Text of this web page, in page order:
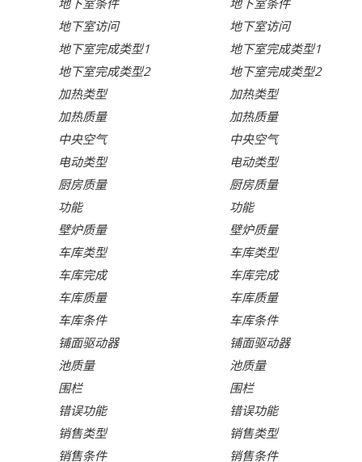
地下室条件
地下室条件
地下室访问
地下室访问
地下室完成类型1
地下室完成类型1
地下室完成类型2
地下室完成类型2
加热类型
加热类型
加热质量
加热质量
中央空气
中央空气
电动类型
电动类型
厨房质量
厨房质量
功能
功能
壁炉质量
壁炉质量
车库类型
车库类型
车库完成
车库完成
车库质量
车库质量
车库条件
车库条件
铺面驱动器
铺面驱动器
池质量
池质量
围栏
围栏
错误功能
错误功能
销售类型
销售类型
销售条件
销售条件